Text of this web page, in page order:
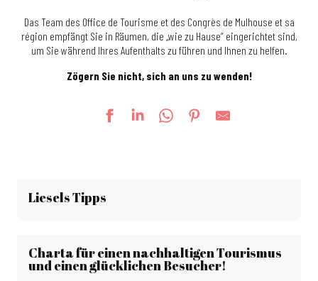
Das Team des Office de Tourisme et des Congrès de Mulhouse et sa
région empfängt Sie in Räumen, die „wie zu Hause“ eingerichtet sind,
um Sie während Ihres Aufenthalts zu führen und Ihnen zu helfen.
Zögern Sie nicht, sich an uns zu wenden!
Liesels Tipps
Charta für einen nachhaltigen Tourismus
und einen glücklichen Besucher!